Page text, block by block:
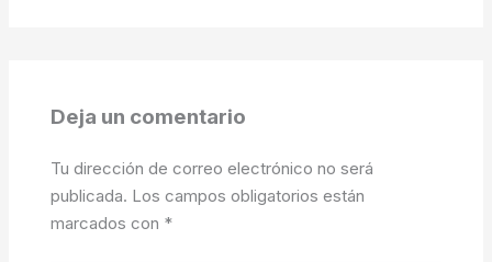
Deja un comentario
Tu dirección de correo electrónico no será
publicada. Los campos obligatorios están
marcados con *